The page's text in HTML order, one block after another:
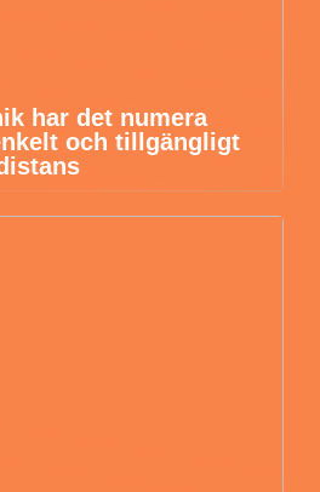
har det numera
och tillgängligt